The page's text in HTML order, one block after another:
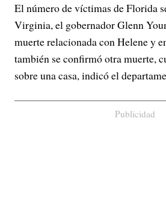
El número de víctimas de Florida
Virginia, el gobernador Glenn
muerte relacionada con Helene y
también se confirmó otra muerte,
sobre una casa, indicó el
Publicidad